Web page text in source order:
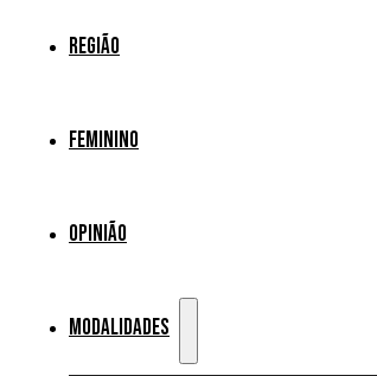
Região
Feminino
Opinião
Modalidades